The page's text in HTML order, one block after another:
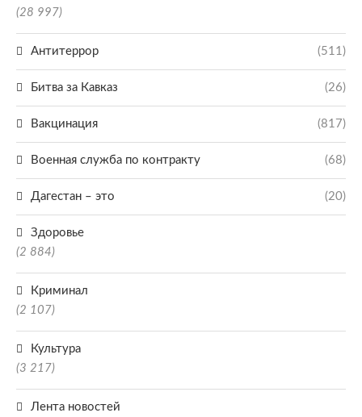
(28 997)
Антитеррор (511)
Битва за Кавказ (26)
Вакцинация (817)
Военная служба по контракту (68)
Дагестан – это (20)
Здоровье
(2 884)
Криминал
(2 107)
Культура
(3 217)
Лента новостей